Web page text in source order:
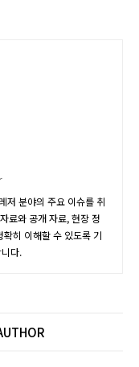
저 분야의 주요 이슈를 취
료와 공개 자료, 현장 정
히 이해할 수 있도록 기
다.